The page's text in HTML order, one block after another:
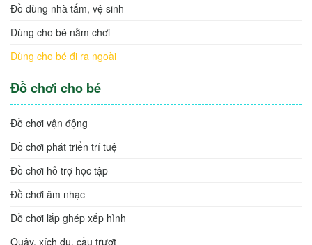
Đồ dùng nhà tắm, vệ sinh
Dùng cho bé nằm chơi
Dùng cho bé đi ra ngoài
Đồ chơi cho bé
Đồ chơi vận động
Đồ chơi phát triển trí tuệ
Đồ chơi hỗ trợ học tập
Đồ chơi âm nhạc
Đồ chơi lắp ghép xếp hình
Quây, xích đu, cầu trượt